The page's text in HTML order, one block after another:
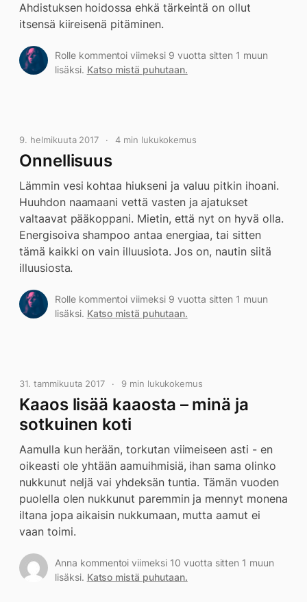
Ahdistuksen hoidossa ehkä tärkeintä on ollut
itsensä kiireisenä pitäminen.
Rolle kommentoi viimeksi 9 vuotta sitten 1 muun
lisäksi. Katso mistä puhutaan.
9. helmikuuta 2017 4 min lukukokemus
Onnellisuus
Lämmin vesi kohtaa hiukseni ja valuu pitkin ihoani.
Huuhdon naamaani vettä vasten ja ajatukset
valtaavat pääkoppani. Mietin, että nyt on hyvä olla.
Energisoiva shampoo antaa energiaa, tai sitten
tämä kaikki on vain illuusiota. Jos on, nautin siitä
illuusiosta.
Rolle kommentoi viimeksi 9 vuotta sitten 1 muun
lisäksi. Katso mistä puhutaan.
31. tammikuuta 2017 9 min lukukokemus
Kaaos lisää kaaosta – minä ja
sotkuinen koti
Aamulla kun herään, torkutan viimeiseen asti - en
oikeasti ole yhtään aamuihmisiä, ihan sama olinko
nukkunut neljä vai yhdeksän tuntia. Tämän vuoden
puolella olen nukkunut paremmin ja mennyt monena
iltana jopa aikaisin nukkumaan, mutta aamut ei
vaan toimi.
Anna kommentoi viimeksi 10 vuotta sitten 1 muun
lisäksi. Katso mistä puhutaan.